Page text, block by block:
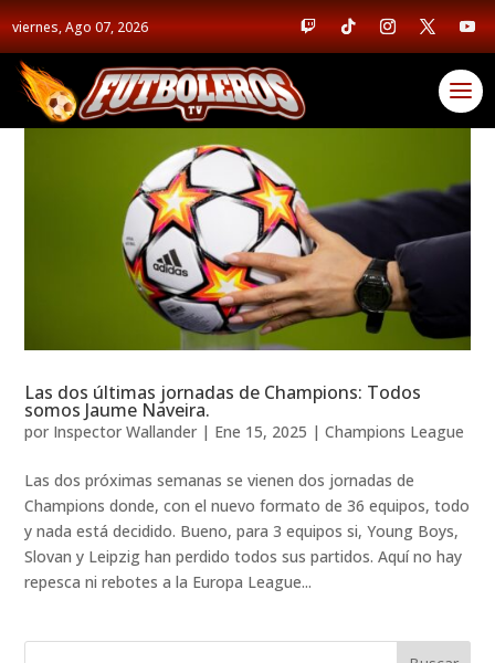
viernes, Ago 07, 2026
Las dos últimas jornadas de Champions: Todos
somos Jaume Naveira.
por Inspector Wallander | Ene 15, 2025 |Champions League
Las dos próximas semanas se vienen dos jornadas de
Champions donde, con el nuevo formato de 36 equipos, todo
y nada está decidido. Bueno, para 3 equipos si, Young Boys,
Slovan y Leipzig han perdido todos sus partidos. Aquí no hay
repesca ni rebotes a la Europa League...